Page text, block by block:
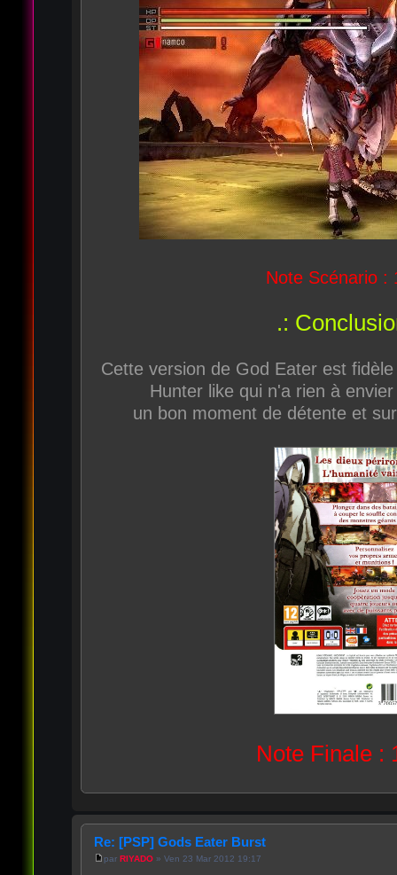
Note Scénario :
.:
Cette version de God Eater est
Hunter like qui n'a rien à
un bon moment de détente et
Note Finale :
Re: [PSP] Gods Eater Burst
par RIYADO» Ven 23 Mar 2012 19:17